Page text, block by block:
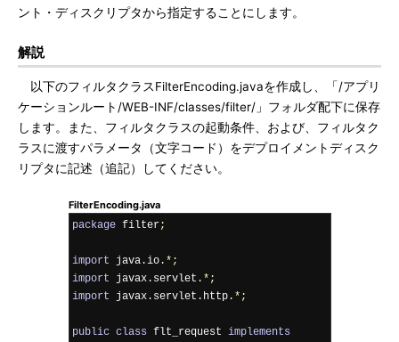
ント・ディスクリプタから指定することにします。
解説
以下のフィルタクラスFilterEncoding.javaを作成し、「/アプリ
ケーションルート/WEB-INF/classes/filter/」フォルダ配下に保存
します。また、フィルタクラスの起動条件、および、フィルタク
ラスに渡すパラメータ（文字コード）をデプロイメントディスク
リプタに記述（追記）してください。
FilterEncoding.java
package filter;
import java.io.*;
import javax. servlet .*;
import javax. servlet . http.*;
public class flt_request implements